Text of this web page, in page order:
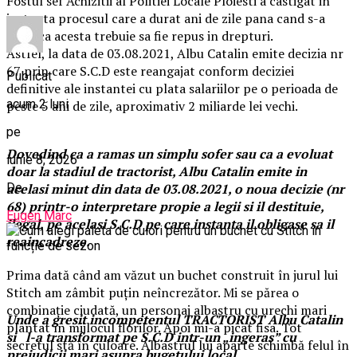
instanta procesul care a durat ani de zile pana cand s-a
decis ca acesta trebuie sa fie repus in drepturi.
Astfel, la data de 03.08.2021, Albu Catalin emite decizia nr
67 prin care S.C.D este reangajat conform deciziei
definitive ale instantei cu plata salariilor pe o perioada de
peste 5 ani de zile, aproximativ 2 miliarde lei vechi.
Dovedind ca a ramas un simplu sofer sau ca a evoluat
doar la stadiul de tractorist, Albu Catalin emite in
acelasi minut din data de 03.08.2021, o noua decizie (nr
68) printr-o interpretare propie a legii si il destituie,
ilegal, pe acelasi S.C.D pe care instanta il obligase sa il
reaincadreze.
Unde a gresit incompetentul TRACTORIST Albu Catalin
si l-a transformat pe S.C.D intr-un „ingeras” cu
Publicat
acum 2 luni
pe
iunie 8, 2026
De
Eugen Marc
Prima dată când am văzut un buchet construit în jurul lui
Stitch am zâmbit puțin neîncrezător. Mi se părea o
combinație ciudată, un personaj albastru cu urechi mari
plantat în mijlocul florilor. Apoi mi-a picat fisa. Tot
secretul stă în culoare. Albastrul lui aparte schimbă felul în